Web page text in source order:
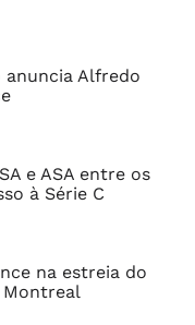
anuncia Alfredo
e ASA entre os
à Série C
na estreia do
Montreal